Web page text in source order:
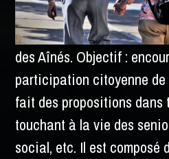
des Aînés. Objectif :
participation citoyenne
fait des propositions dans
touchant à la vie des
social, etc. Il est composé